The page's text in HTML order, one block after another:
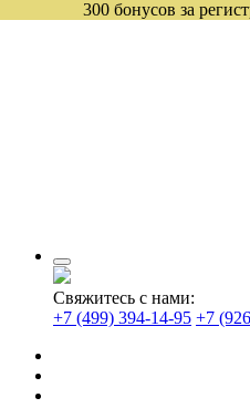
Свяжитесь с нами:
+7 (499) 394-14-95 +7
300 бонусов за